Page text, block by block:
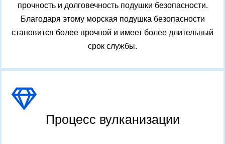
прочность и долговечность подушки безопасности.
Благодаря этому морская подушка безопасности
становится более прочной и имеет более длительный
срок службы.
Процесс вулканизации